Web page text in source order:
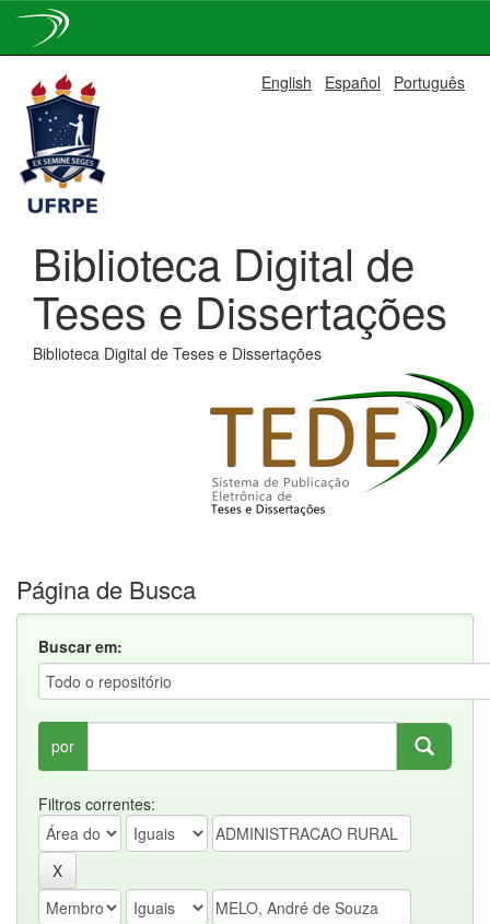
navigation
English Español Português
Biblioteca Digital de
Teses e Dissertações
Biblioteca Digital de Teses e Dissertações
Página de Busca
Buscar em:
por
Filtros correntes: